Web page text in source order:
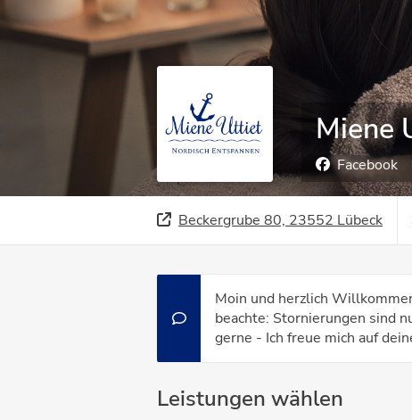
Miene
Facebook
Beckergrube 80, 23552 Lübeck
Moin und herzlich
beachte: Stornierungen sind
gerne - Ich freue mich auf
Leistungen wählen